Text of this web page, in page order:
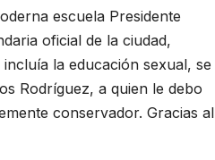
escuela Presidente
oficial de la ciudad,
la educación sexual, se
Rodríguez, a quien le debo
conservador. Gracias al